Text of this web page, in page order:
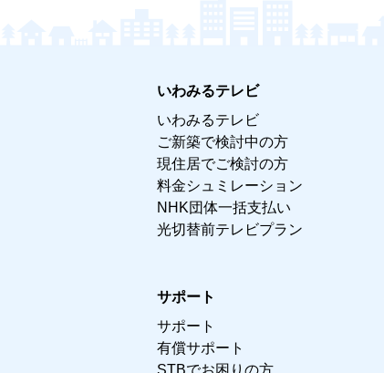
いわみるテレビ
いわみるテレビ
ご新築で検討中の方
現住居でご検討の方
料金シュミレーション
NHK団体一括支払い
光切替前テレビプラン
サポート
サポート
有償サポート
STBでお困りの方